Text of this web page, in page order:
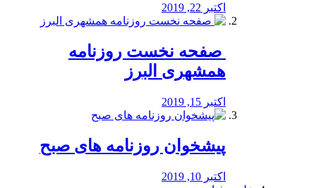
اکتبر 22, 2019
️ صفحه نخست روزنامه‌
همشهری البرز
اکتبر 15, 2019
پیشخوان روزنامه های صبح
اکتبر 10, 2019